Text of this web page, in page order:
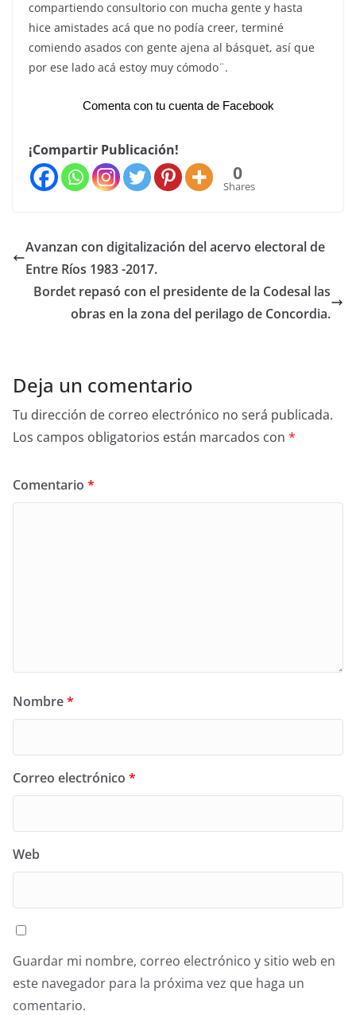
compartiendo consultorio con mucha gente y hasta
hice amistades acá que no podía creer, terminé
comiendo asados con gente ajena al básquet, así que
por ese lado acá estoy muy cómodo¨.
Comenta con tu cuenta de Facebook
¡Compartir Publicación!
0
Shares
Avanzan con digitalización del acervo electoral de
Entre Ríos 1983 -2017.
Bordet repasó con el presidente de la Codesal las
obras en la zona del perilago de Concordia.
Deja un comentario
Tu dirección de correo electrónico no será publicada.
Los campos obligatorios están marcados con *
Comentario *
Nombre*
Correo electrónico *
Web
Guardar mi nombre, correo electrónico y sitio web en
este navegador para la próxima vez que haga un
comentario.